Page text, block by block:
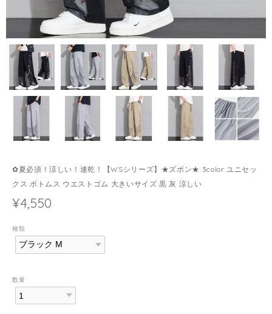
✿夏必須！涼しい！速乾！【WSシリーズ】★ズボン★ 3color ユニセッ
クス ボトムス ウエストゴム 大きいサイズ 黒 灰 涼しい
¥4,550
種類
数量